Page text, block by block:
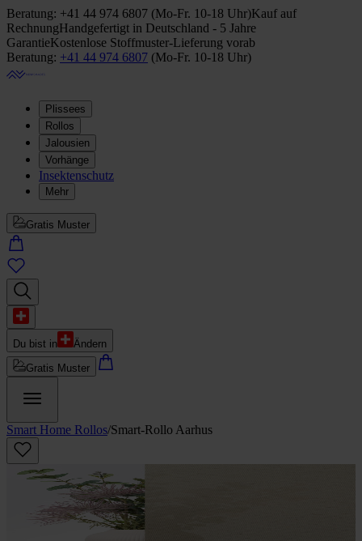
Beratung: +41 44 974 6807 (Mo-Fr. 10-18 Uhr)Kauf auf
RechnungHandgefertigt in Deutschland - 5 Jahre
GarantieKostenlose Stoffmuster-Lieferung vorab
Beratung: +41 44 974 6807 (Mo-Fr. 10-18 Uhr)
Plissees
Rollos
Jalousien
Vorhänge
Insektenschutz
Mehr
Gratis Muster
Du bist in
Ändern
Gratis Muster
Smart Home Rollos/Smart-Rollo Aarhus